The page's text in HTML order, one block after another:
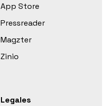
App Store
Pressreader
Magzter
Zinio
Legales